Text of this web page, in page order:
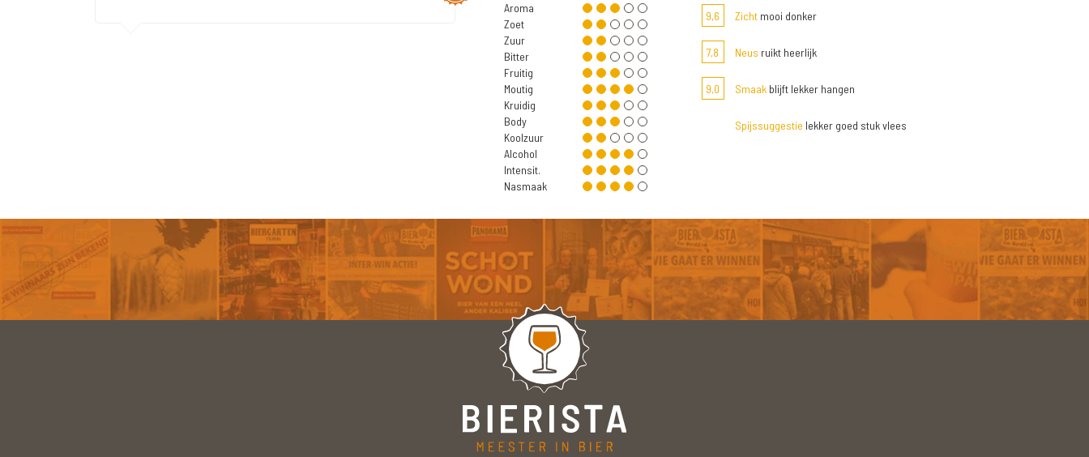
Aroma
Zoet
Zuur
Bitter
Fruitig
Moutig
Kruidig
Body
Koolzuur
Alcohol
Intensit.
Nasmaak
9,6 Zichtmooi donker
7,8 Neus ruikt heerlijk
9,0 Smaakblijft lekker hangen
Spijssuggestie lekker goed stuk vlees